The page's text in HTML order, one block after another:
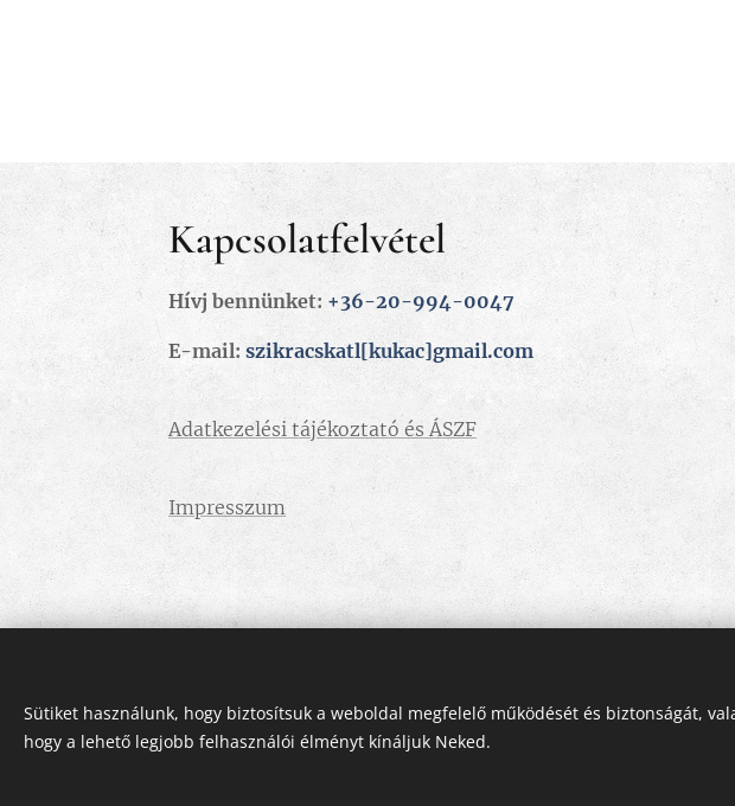
Kapcsolatfelvétel
Hívj bennünket: +36-20-994-0047
E-mail: szikracskatl[kukac]gmail.com
Adatkezelési tájékoztató és ÁSZF
Impresszum
Sütiket használunk, hogy biztosítsuk a weboldal megfelelő működését és biztonságát,
hogy a lehető legjobb felhasználói élményt kínáljuk Neked.